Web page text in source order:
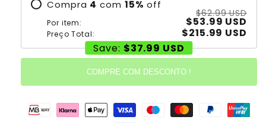
Compra 4 com 15% off
Por item:
$62.99 USD
$53.99 USD
Preço Total:
$215.99 USD
Save: $37.99 USD
COMPRE COM DESCONTO !